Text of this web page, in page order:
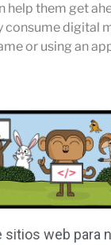
them get
digital
or using an
sitios web para